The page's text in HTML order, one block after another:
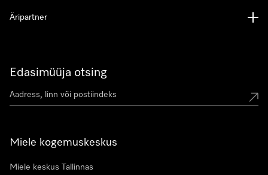
Edasimüüja otsing
Miele kogemuskeskus
Miele keskus Tallinnas
Äripartner